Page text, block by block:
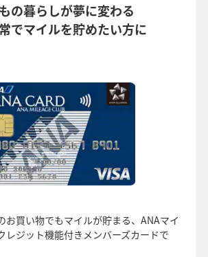
の暮らしが夢に変わる
でマイルを貯めたい方に
お買い物でもマイルが貯まる、 ANAマイ
レジット機能付きメンバーズカードで